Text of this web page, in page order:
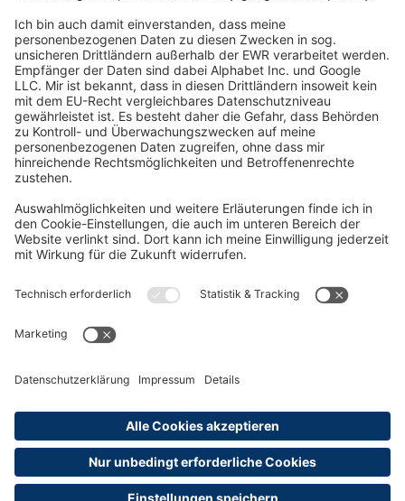
Social Media
Oft Gesucht
Rund um die Prüfung
Datenschutzerklärung
Widerrufsrecht
Versandinformationen
Erklärung zur Barrierefreiheit
Abonnements hier kündigen
Cookie-Einstellungen